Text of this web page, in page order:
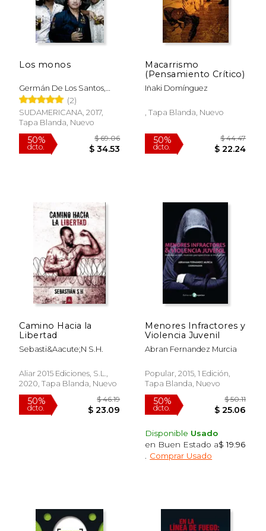
Los monos
Germán De Los Santos,
Hernán Lascano
(2)
SUDAMERICANA, 2017,
Tapa Blanda, Nuevo
50%
dcto.
$ 69.06
$ 34.53
Macarrismo
(Pensamiento Crítico)
Iñaki Domínguez
, Tapa Blanda, Nuevo
50%
dcto.
Camino Hacia la
Libertad
Sebasti&Aacute;N S.H.
Aliar 2015 Ediciones, S.L.,
2020, Tapa Blanda, Nuevo
Menores Infractores y
Violencia Juvenil
Abran Fernandez Murcia
Popular, 2015, 1 Edición,
Tapa Blanda, Nuevo
Disponible Usado
en Buen Estado a$ 19.96
Comprar Usado